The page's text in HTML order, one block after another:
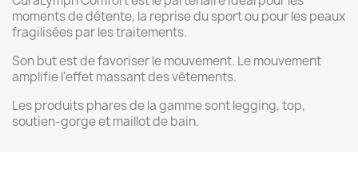
moments de détente, la reprise du sport ou pour les peaux
fragilisées par les traitements.
Son but est de favoriser le mouvement. Le mouvement
amplifie l'effet massant des vêtements.
Les produits phares de la gamme sont legging, top,
soutien-gorge et maillot de bain.